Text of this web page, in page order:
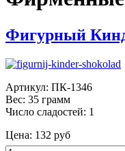
Фигурный
Артикул: ПК-1346
Вес: 35 грамм
Число сладостей: 1
Цена: 132 руб